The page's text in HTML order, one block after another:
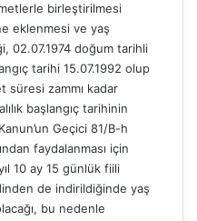
birleştirilmesi
eklenmesi ve yaş
02.07.1974 doğum tarihli
tarihi 15.07.1992 olup
süresi zammı kadar
başlangıç tarihinin
Geçici 81/B-h
faydalanması için
10 ay 15 günlük fiili
de indirildiğinde yaş
bu nedenle